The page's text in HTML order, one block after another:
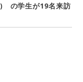
学生が19名来訪